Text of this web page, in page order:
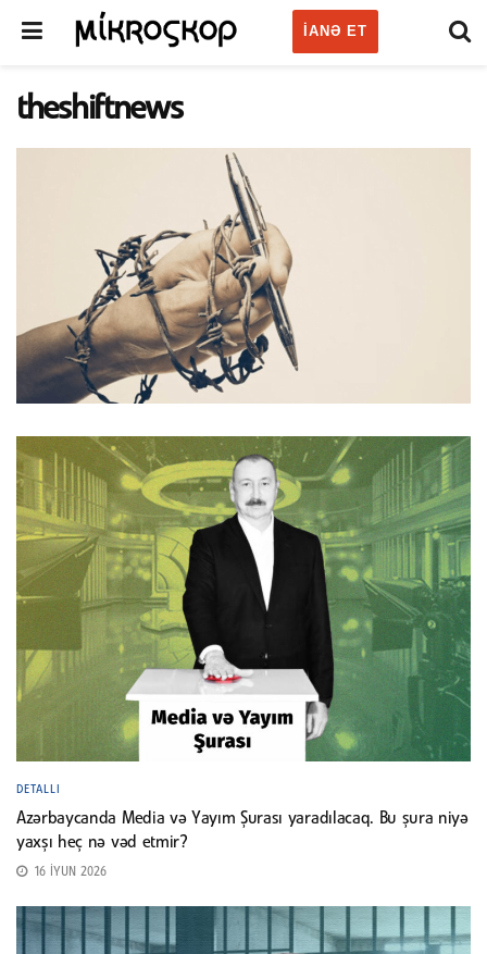
IANƏ ET
theshiftnews
DETALLI
Azərbaycanda Media və Yayım Şurası yaradılacaq. Bu şura niyə
yaxşı heç nə vəd etmir?
16 İYUN 2026